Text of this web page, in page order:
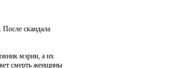
скандала
мэрии, а их
смерть женщины